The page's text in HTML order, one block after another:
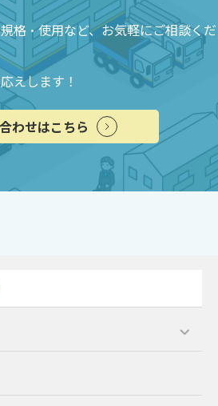
格・使用など、お気軽にご相談くだ
えします！
わせはこちら